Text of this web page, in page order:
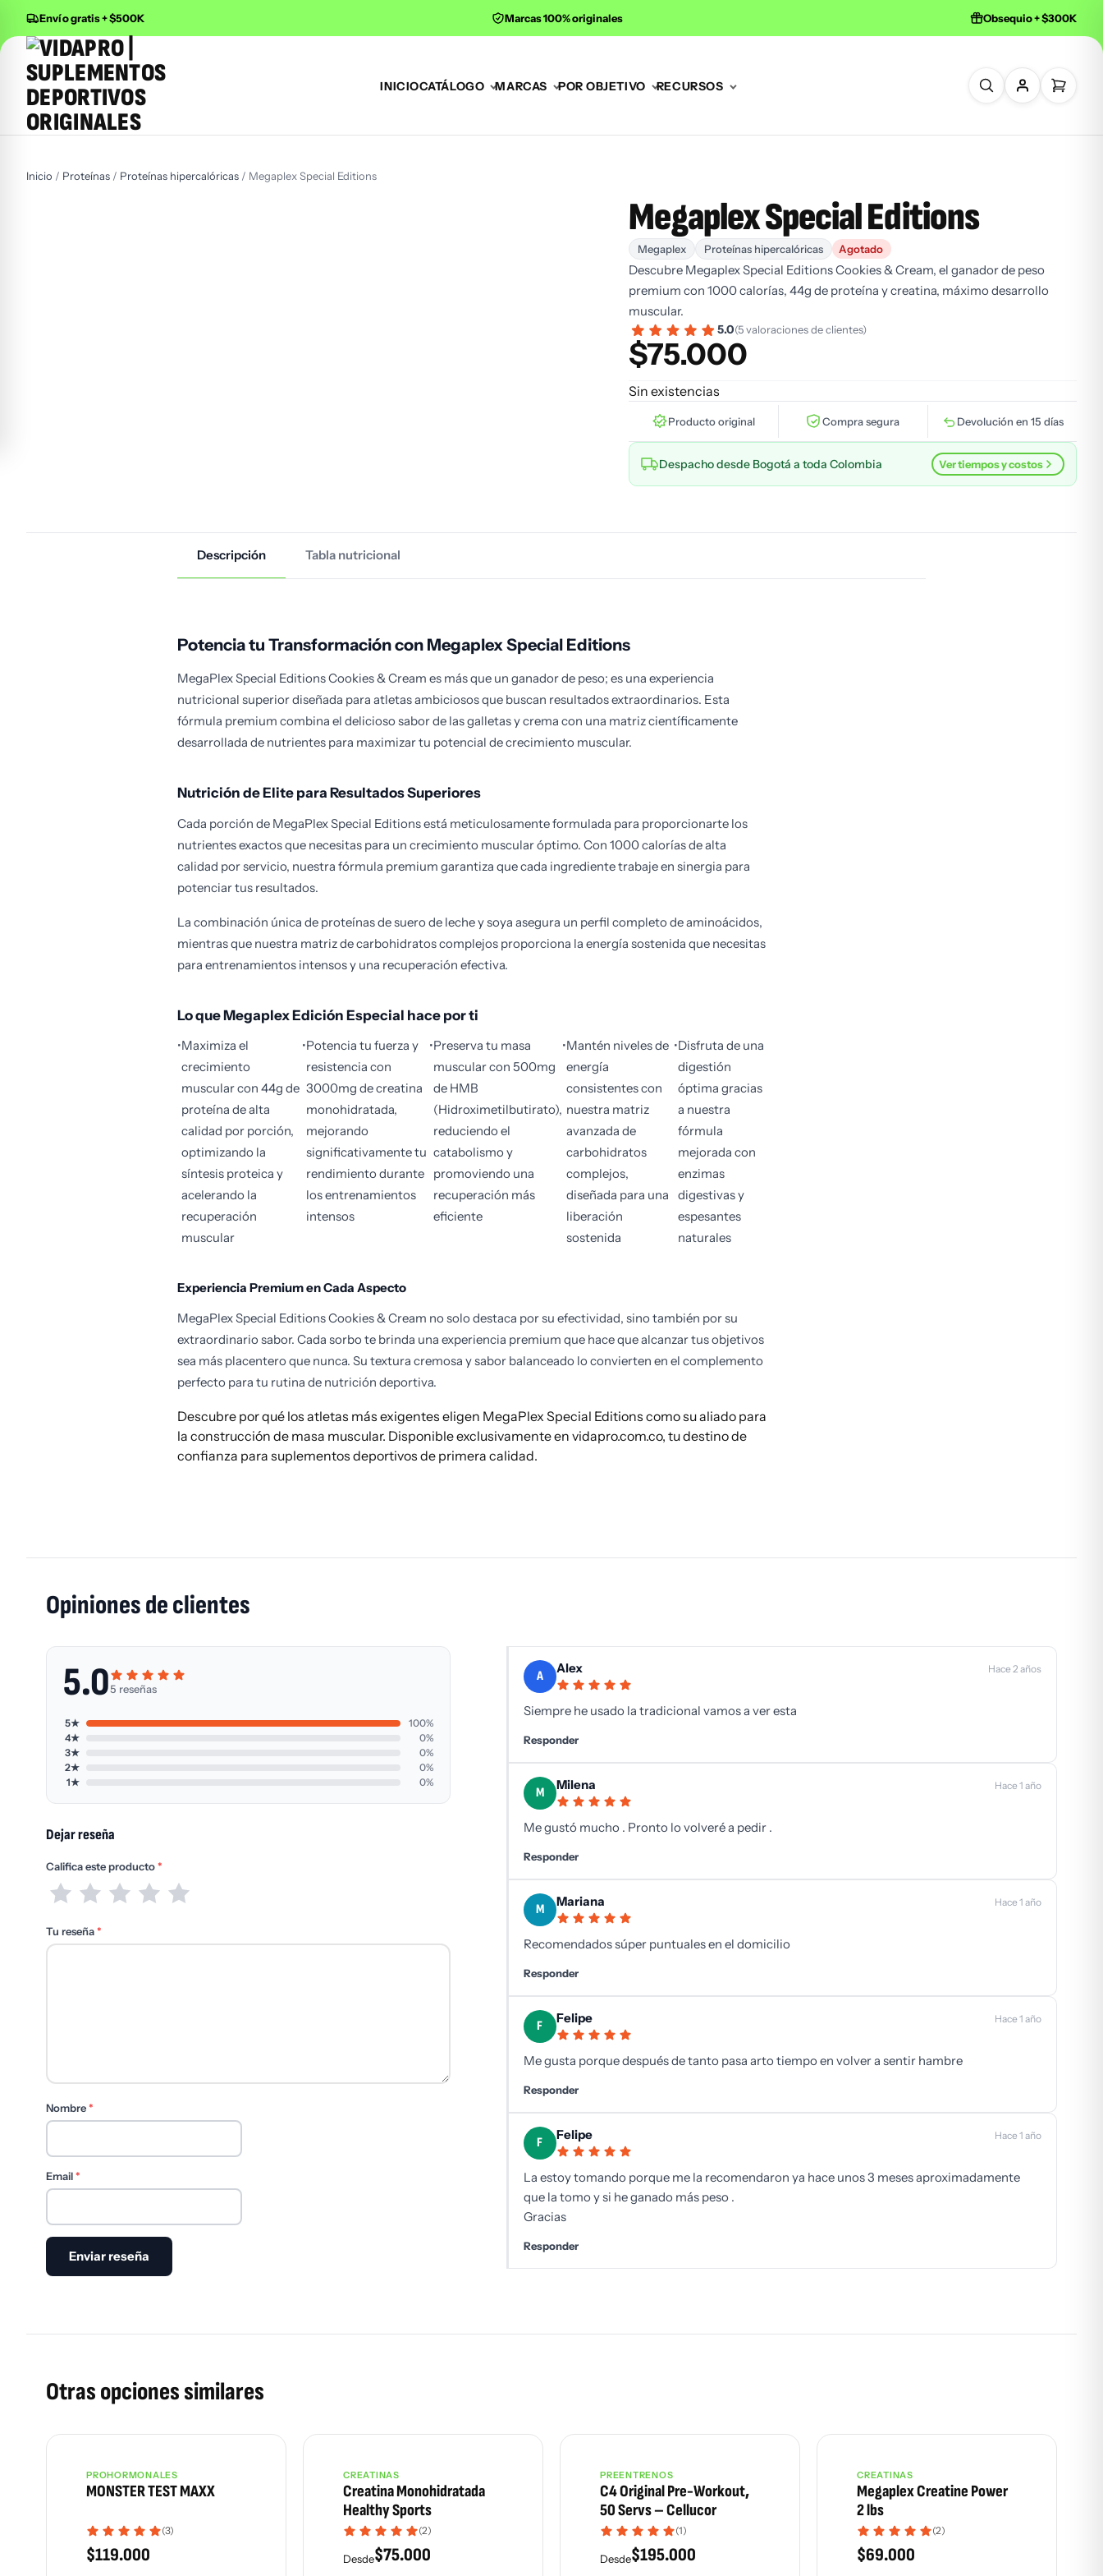
Envío gratis + $500K Marcas 100% originales Obsequio + $300K
INICIOCATÁLOGO MARCAS POR OBJETIVO RECURSOS
Inicio / Proteínas / Proteínas hipercalóricas / Megaplex Special Editions
Megaplex Special Editions
Megaplex Proteínas hipercalóricas Agotado
Descubre Megaplex Special Editions Cookies & Cream, el ganador de peso
premium con 1000 calorías, 44g de proteína y creatina, máximo desarrollo
muscular.
5.0(5 valoraciones de clientes)
$75.000
Sin existencias
Producto original Compra segura Devolución en 15 días
Despacho desde Bogotá a toda Colombia Ver tiempos y costos
Descripción Tabla nutricional
Potencia tu Transformación con Megaplex Special Editions
MegaPlex Special Editions Cookies & Cream es más que un ganador de peso; es una experiencia
nutricional superior diseñada para atletas ambiciosos que buscan resultados extraordinarios. Esta
fórmula premium combina el delicioso sabor de las galletas y crema con una matriz científicamente
desarrollada de nutrientes para maximizar tu potencial de crecimiento muscular.
Nutrición de Elite para Resultados Superiores
Cada porción de MegaPlex Special Editions está meticulosamente formulada para proporcionarte los
nutrientes exactos que necesitas para un crecimiento muscular óptimo. Con 1000 calorías de alta
calidad por servicio, nuestra fórmula premium garantiza que cada ingrediente trabaje en sinergia para
potenciar tus resultados.
La combinación única de proteínas de suero de leche y soya asegura un perfil completo de aminoácidos,
mientras que nuestra matriz de carbohidratos complejos proporciona la energía sostenida que necesitas
para entrenamientos intensos y una recuperación efectiva.
Lo que Megaplex Edición Especial hace por ti
•Maximiza el
crecimiento
muscular con 44g de
proteína de alta
calidad por porción,
optimizando la
síntesis proteica y
acelerando la
recuperación
muscular
•Potencia tu fuerza y
resistencia con
3000mg de creatina
monohidratada,
mejorando
significativamente tu
rendimiento durante
los entrenamientos
intensos
•Preserva tu masa
muscular con 500mg
de HMB
(Hidroximetilbutirato),
reduciendo el
catabolismo y
promoviendo una
recuperación más
eficiente
•Mantén niveles de
energía
consistentes con
nuestra matriz
avanzada de
carbohidratos
complejos,
diseñada para una
liberación
sostenida
•Disfruta de una
digestión
óptima gracias
a nuestra
fórmula
mejorada con
enzimas
digestivas y
espesantes
naturales
Experiencia Premium en Cada Aspecto
MegaPlex Special Editions Cookies & Cream no solo destaca por su efectividad, sino también por su
extraordinario sabor. Cada sorbo te brinda una experiencia premium que hace que alcanzar tus objetivos
sea más placentero que nunca. Su textura cremosa y sabor balanceado lo convierten en el complemento
perfecto para tu rutina de nutrición deportiva.
Descubre por qué los atletas más exigentes eligen MegaPlex Special Editions como su aliado para
la construcción de masa muscular. Disponible exclusivamente en vidapro.com.co, tu destino de
confianza para suplementos deportivos de primera calidad.
Opiniones de clientes
5.05 reseñas
5★
100%
4★
0%
3★
0%
2★
0%
1★
0%
Dejar reseña
Califica este producto*
Tu reseña*
Nombre*
Email*
A
Alex Hace 2 años
Siempre he usado la tradicional vamos a ver esta
Responder
M
Milena Hace 1 año
Me gustó mucho . Pronto lo volveré a pedir .
Responder
M
Mariana Hace 1 año
Recomendados súper puntuales en el domicilio
Responder
F
Felipe Hace 1 año
Me gusta porque después de tanto pasa arto tiempo en volver a sentir hambre
Responder
F
Felipe Hace 1 año
La estoy tomando porque me la recomendaron ya hace unos 3 meses aproximadamente
que la tomo y si he ganado más peso .
Gracias
Responder
Otras opciones similares
Más vendido
PROHORMONALES
MONSTER TEST MAXX
(3)
$119.000
CREATINAS
Creatina Monohidratada
Healthy Sports
(2)
Desde$75.000
PREENTRENOS
C4 Original Pre-Workout,
50 Servs – Cellucor
(1)
Desde$195.000
CREATINAS
Megaplex Creatine Power
2 lbs
(2)
$69.000